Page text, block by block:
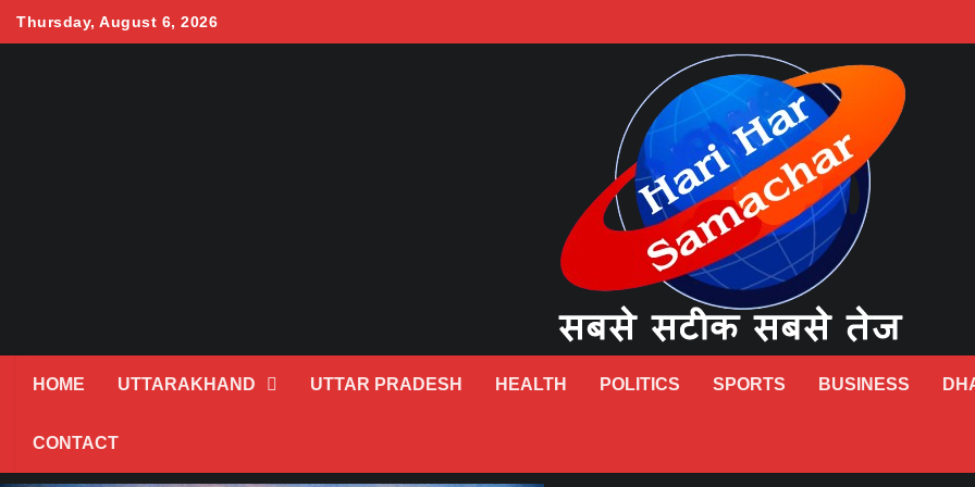
Thursday, August 6, 2026
HOME UTTARAKHAND UTTAR PRADESH HEALTH POLITICS SPORTS BUSINESS
CONTACT